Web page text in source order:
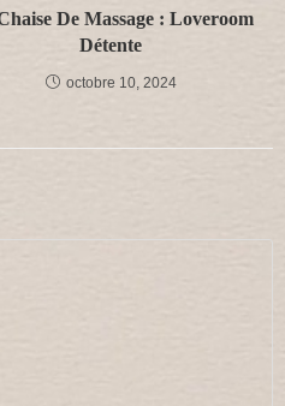
De Massage : Loveroom
Détente
octobre 10, 2024